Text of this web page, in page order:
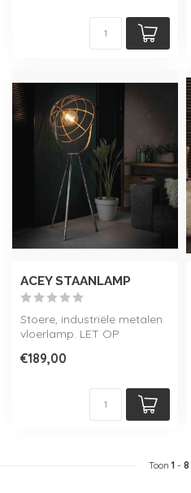
ACEY STAANLAMP
Stoere, industriële metalen
vloerlamp. LET OP
€189,00
Toon 1- 8